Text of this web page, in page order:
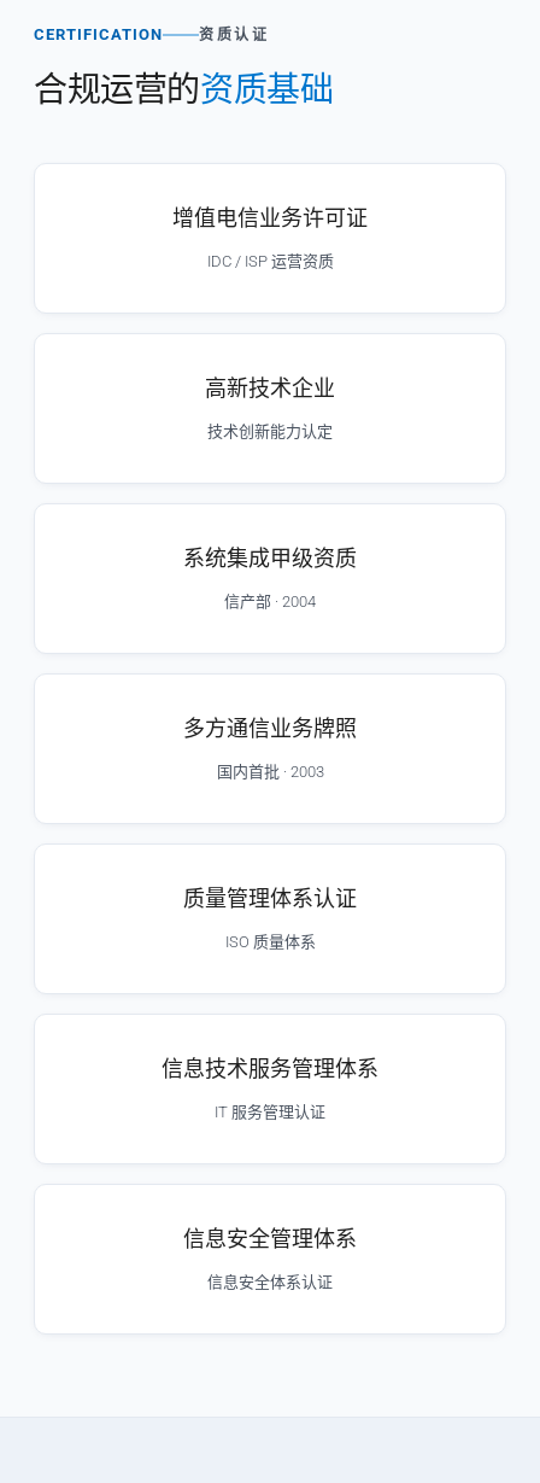
CERTIFICATION 资质认证
合规运营的资质基础
增值电信业务许可证
IDC / ISP 运营资质
高新技术企业
技术创新能力认定
系统集成甲级资质
信产部 · 2004
多方通信业务牌照
国内首批 · 2003
质量管理体系认证
ISO 质量体系
信息技术服务管理体系
IT 服务管理认证
信息安全管理体系
信息安全体系认证